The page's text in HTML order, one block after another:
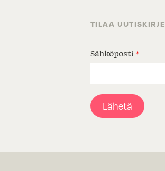
TILAA UUTISKIRJE
Sähköposti *
Lähetä